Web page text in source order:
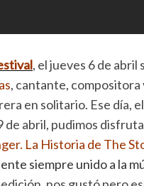
, el jueves 6 de
, cantante,
en solitario. Ese día,
de abril, pudimos
La Historia de The
siempre unido a la